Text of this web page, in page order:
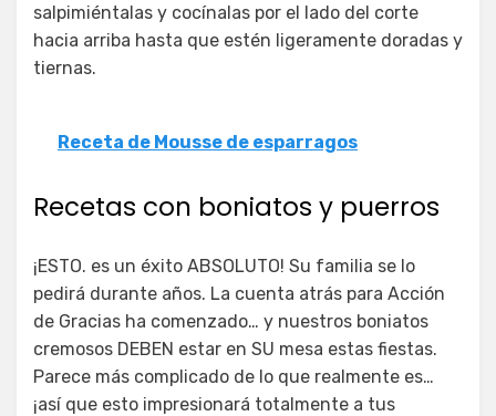
salpimiéntalas y cocínalas por el lado del corte
hacia arriba hasta que estén ligeramente doradas y
tiernas.
Receta de Mousse de esparragos
Recetas con boniatos y puerros
¡ESTO. es un éxito ABSOLUTO! Su familia se lo
pedirá durante años. La cuenta atrás para Acción
de Gracias ha comenzado… y nuestros boniatos
cremosos DEBEN estar en SU mesa estas fiestas.
Parece más complicado de lo que realmente es…
¡así que esto impresionará totalmente a tus